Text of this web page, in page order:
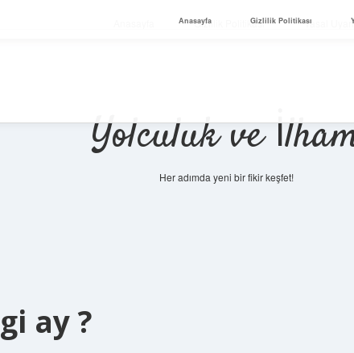
Gizlilik Politikası Yasal Uyarı
Yolculuk ve
Her adımda yeni bir fikir keşfet!
ay ?
Anasayfa Gizlilik Politikası